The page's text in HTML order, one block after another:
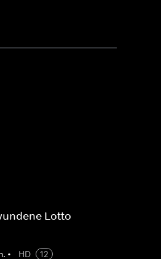
Lotto-
• HD
12